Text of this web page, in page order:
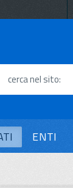
cerca nel sito
ENTI